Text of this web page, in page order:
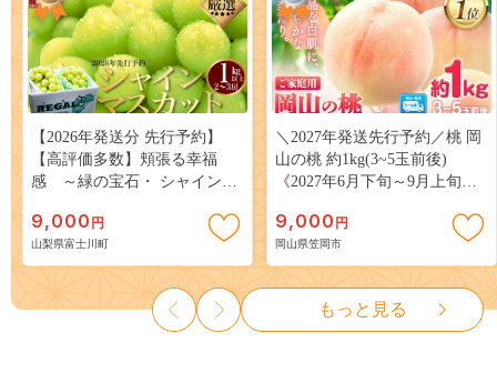
【2026年発送分 先行予約】
【高評価多数】頬張る幸福
感 ～緑の宝石・ シャインマ
３房） フルーツ 山梨県産 果
物 くだもの シャイン マスカ
ット ぶどう ブドウ 葡萄 大粒
種なし 先行予約 富士川町
10000円 一万円 9000円 九千円
9,000 円
山梨県富士川町
＼2027年発送先行予約／桃 岡
山の桃 約1kg(3~5玉前後)
《2027年6月下旬～9月上旬頃
岡山 はくとう スイーツ フル
ーツ 果物 デザート 旬 モモ も
も 先行予約 送料無料 果物 岡
山県 笠岡市 清水白桃 白鳳 白
麗 クール便---
kasaoka_zsy_419_100---
9,000 円
岡山県笠岡市
もっと見る